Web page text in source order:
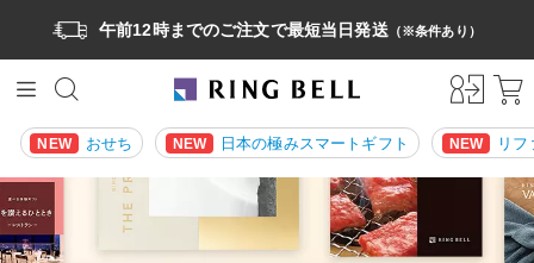
午前12時までのご注文で最短当日発送（※条件あり）
NEW おせち NEW 日本の極みスマートギフト NEW リ